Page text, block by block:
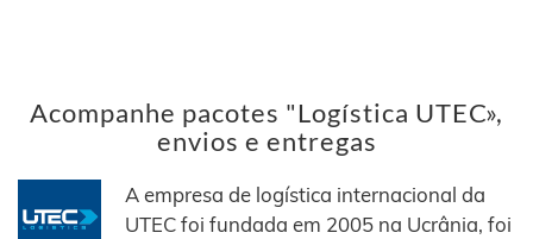
Acompanhe pacotes "Logística UTEC»,
envios e entregas
A empresa de logística internacional da
UTEC foi fundada em 2005 na Ucrânia, foi